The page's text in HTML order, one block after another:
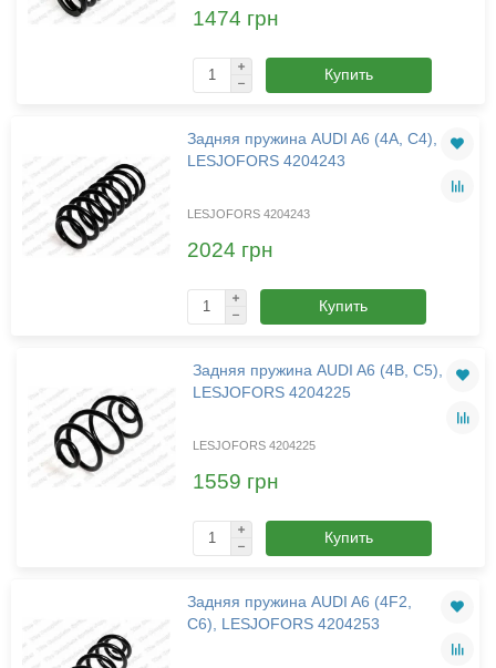
1474 грн
Купить
Задняя пружина AUDI A6 (4A, C4),
LESJOFORS 4204243
LESJOFORS 4204243
2024 грн
Купить
Задняя пружина AUDI A6 (4B, C5),
LESJOFORS 4204225
LESJOFORS 4204225
1559 грн
Купить
Задняя пружина AUDI A6 (4F2,
C6), LESJOFORS 4204253